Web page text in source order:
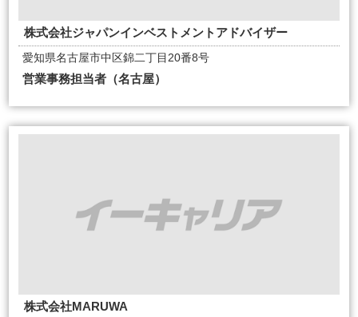
株式会社ジャパンインベストメントアドバイザー
愛知県名古屋市中区錦二丁目20番8号
営業事務担当者（名古屋）
株式会社MARUWA